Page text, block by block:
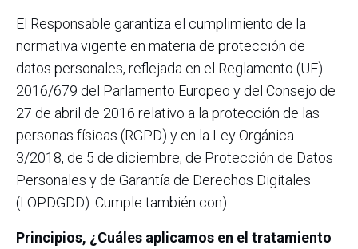
El Responsable garantiza el cumplimiento de la
normativa vigente en materia de protección de
datos personales, reflejada en el Reglamento (UE)
2016/679 del Parlamento Europeo y del Consejo de
27 de abril de 2016 relativo a la protección de las
personas físicas (RGPD) y en la Ley Orgánica
3/2018, de 5 de diciembre, de Protección de Datos
Personales y de Garantía de Derechos Digitales
(LOPDGDD). Cumple también con).
Principios, ¿Cuáles aplicamos en el tratamiento